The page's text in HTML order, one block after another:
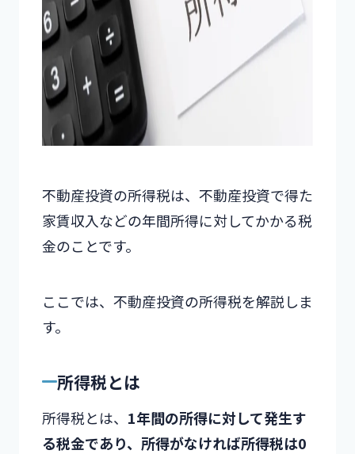
不動産投資の所得税は、不動産投資で得た
家賃収入などの年間所得に対してかかる税
金のことです。
ここでは、不動産投資の所得税を解説しま
す。
所得税とは
所得税とは、 1年間の所得に対して発生す
る税金であり、所得がなければ所得税は0